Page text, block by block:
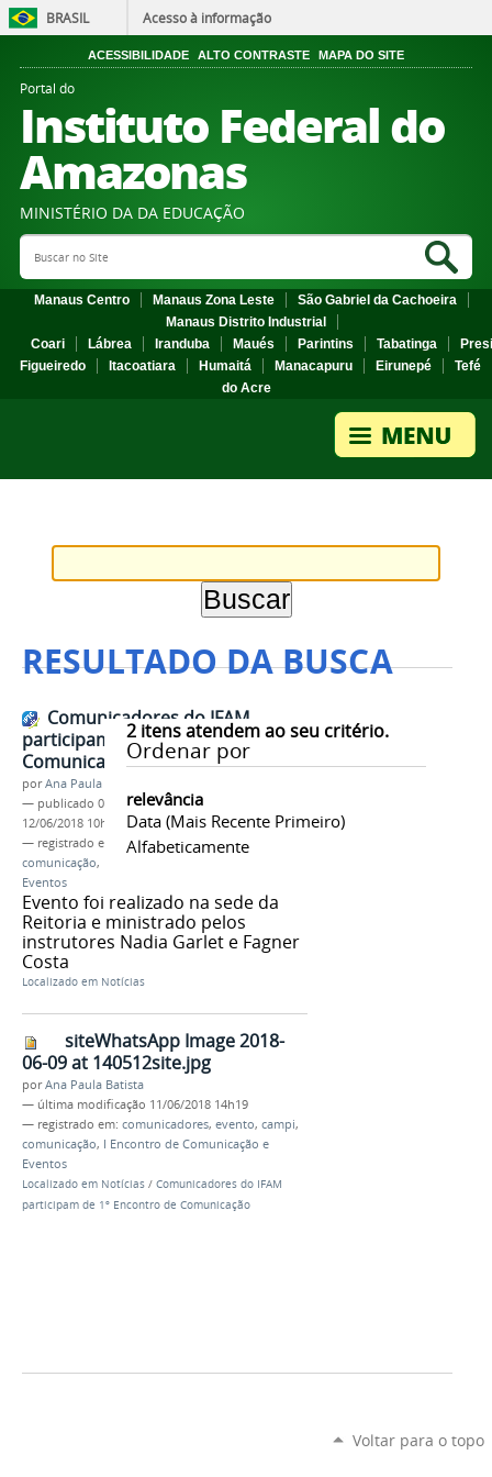
BRASIL Acesso à informação
ACESSIBILIDADE ALTO CONTRASTE MAPA DO SITE
Portal do
Instituto Federal do
Amazonas
MINISTÉRIO DA DA EDUCAÇÃO
Search Site
Manaus Centro Manaus Zona Leste
São Gabriel da Cachoeira
Manaus Distrito Industrial
Coari
Lábrea Iranduba Maués Parintins Tabatinga
Figueiredo
Itacoatiara Humaitá Manacapuru Eirunepé
Tefé
do Acre
RESULTADO DA BUSCA
2itens atendem ao seu critério.
Ordenar por
relevância
Data (mais Recente Primeiro)
Alfabeticamente
Comunicadores do IFAM
participam de 1º Encontro de
Comunicação
porAna Paula Batista
— publicado 06/06/2018—última modificação
12/06/2018 10h06
— registrado em:
comunicadores,evento
comunicação,
Eventos
Evento foi realizado na sede da
Reitoria e ministrado pelos
instrutores Nadia Garlet e Fagner
Costa
Localizado em Notícias
siteWhatsApp Image 2018-
06-09 at 140512site.jpg
porAna Paula Batista
— última modificação 11/06/2018 14h19
— registrado em: comunicadores, evento, campi,
comunicação, I Encontro de Comunicação e
Eventos
Localizado em Notícias / Comunicadores do IFAM
participam de 1º Encontro de Comunicação
Voltar para o topo